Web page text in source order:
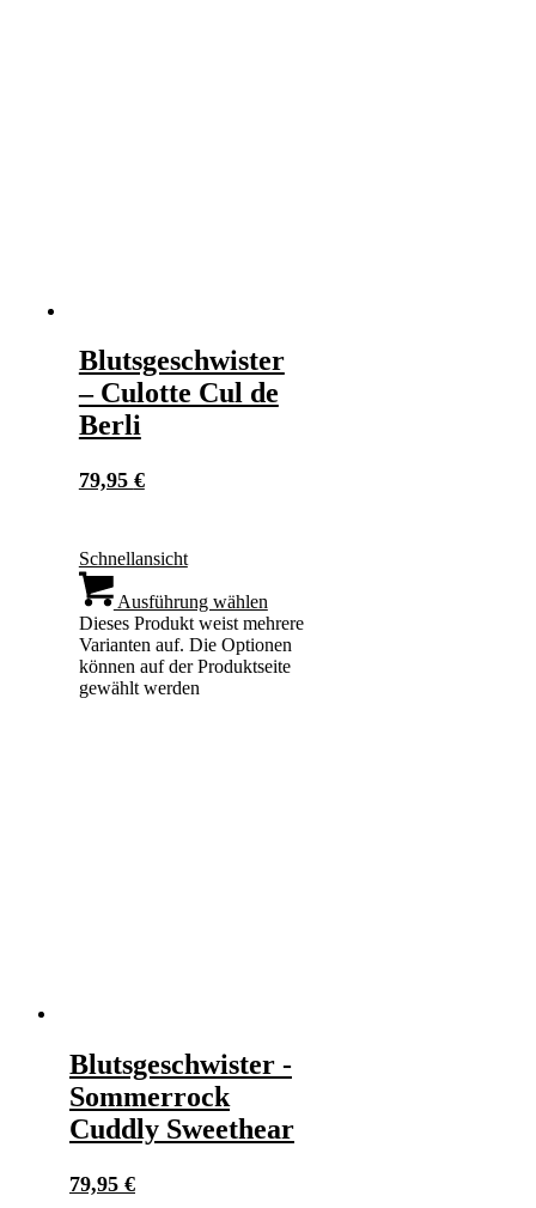
Blutsgeschwister
– Culotte Cul de
Berli
79,95 €
Schnellansicht
Ausführung wählen
Dieses Produkt weist mehrere
Varianten auf. Die Optionen
können auf der Produktseite
gewählt werden
Blutsgeschwister -
Sommerrock
Cuddly Sweethear
79,95 €